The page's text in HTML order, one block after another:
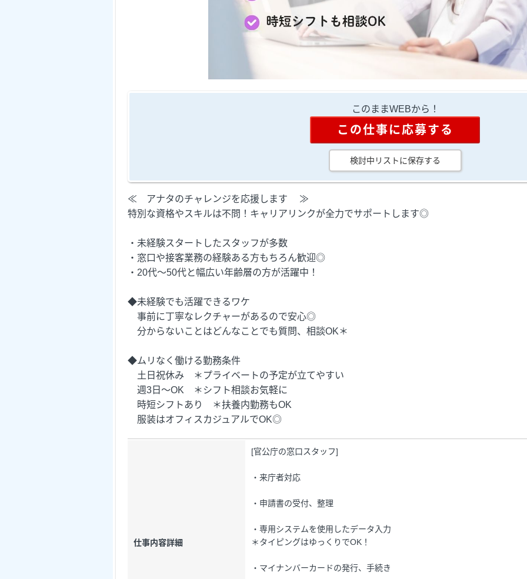
このままWEBから！
この仕事に応募する
検討中リストに保存する
≪ アナタのチャレンジを応援します ≫
特別な資格やスキルは不問！キャリアリンクが全力でサポートします◎
・未経験スタートしたスタッフが多数
・窓口や接客業務の経験ある方もちろん歓迎◎
・20代～50代と幅広い年齢層の方が活躍中！
◆未経験でも活躍できるワケ
事前に丁寧なレクチャーがあるので安心◎
分からないことはどんなことでも質問、相談OK＊
◆ムリなく働ける勤務条件
土日祝休み ＊プライベートの予定が立てやすい
週3日～OK ＊シフト相談お気軽に
時短シフトあり ＊扶養内勤務もOK
服装はオフィスカジュアルでOK◎
仕事内容詳細
[官公庁の窓口スタッフ]
・来庁者対応
・申請書の受付、整理
・専用システムを使用したデータ入力
＊タイピングはゆっくりでOK！
・マイナンバーカードの発行、手続き